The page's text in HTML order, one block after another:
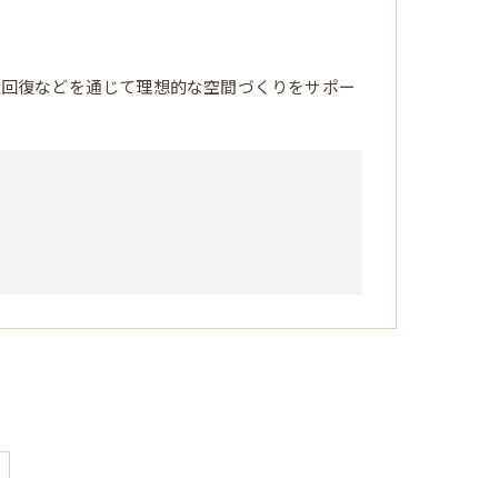
復などを通じて理想的な空間づくりをサポー